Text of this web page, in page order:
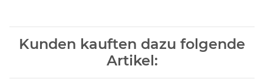
Kunden kauften dazu folgende
Artikel: